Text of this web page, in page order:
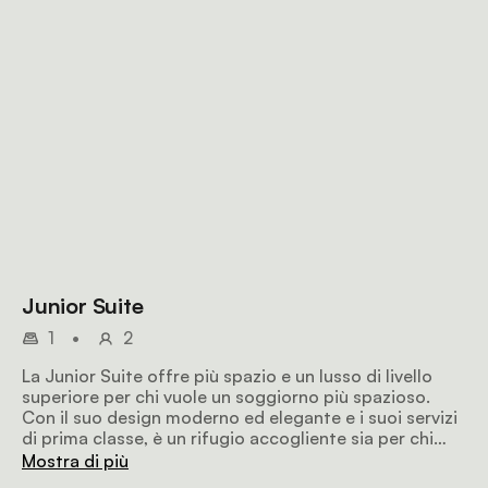
Junior Suite
1 •
2
La Junior Suite offre più spazio e un lusso di livello
superiore per chi vuole un soggiorno più spazioso.
Con il suo design moderno ed elegante e i suoi servizi
di prima classe, è un rifugio accogliente sia per chi
viaggia per lavoro che per piacere.
Mostra di più